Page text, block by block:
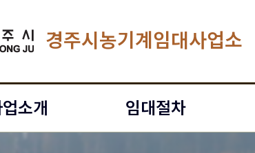
경주시농기계임대사업소
소개 임대절차